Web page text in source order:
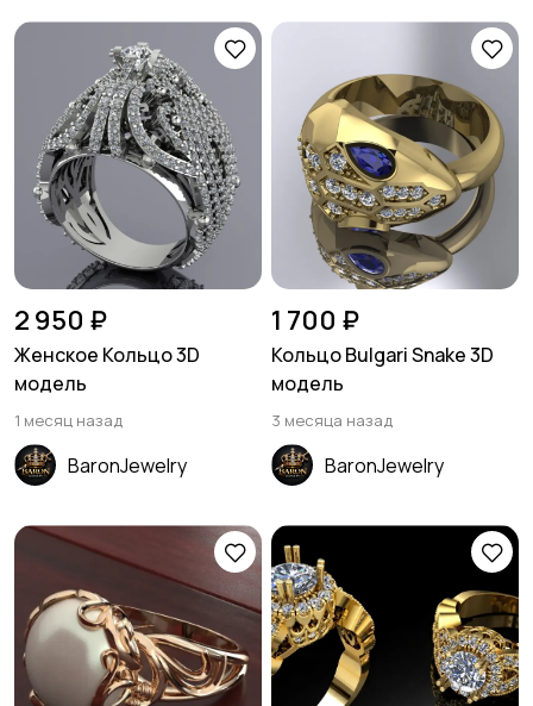
2 950 ₽
Женское Кольцо 3D
модель
1 месяц назад
BaronJewelry
1 700 ₽
Кольцо Bulgari Snake 3D
модель
3 месяца назад
BaronJewelry